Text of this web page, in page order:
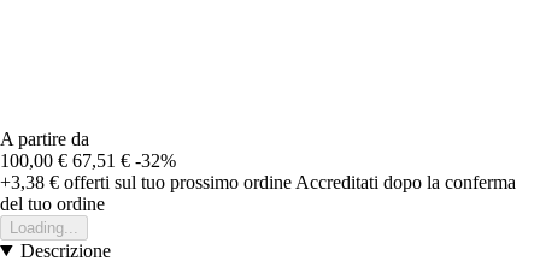
A partire da
100,00 € 67,51 € -32%
+3,38 € offerti sul tuo prossimo ordine Accreditati dopo la conferma
del tuo ordine
Loading...
Descrizione